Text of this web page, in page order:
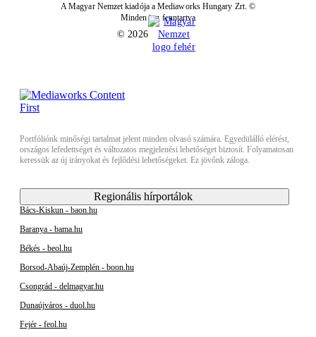
A Magyar Nemzet kiadója a Mediaworks Hungary Zrt. ©
Minden jog fenntartva
© 2026
Portfóliónk minőségi tartalmat jelent minden olvasó számára. Egyedülálló elérést,
országos lefedettséget és változatos megjelenési lehetőséget biztosít. Folyamatosan
keressük az új irányokat és fejlődési lehetőségeket. Ez jövőnk záloga.
Regionális hírportálok
Bács-Kiskun - baon.hu
Baranya - bama.hu
Békés - beol.hu
Borsod-Abaúj-Zemplén - boon.hu
Csongrád - delmagyar.hu
Dunaújváros - duol.hu
Fejér - feol.hu